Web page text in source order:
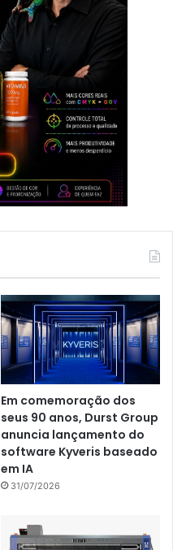
Em comemoração dos
seus 90 anos, Durst Group
anuncia lançamento do
software Kyveris baseado
em IA
31/07/2026